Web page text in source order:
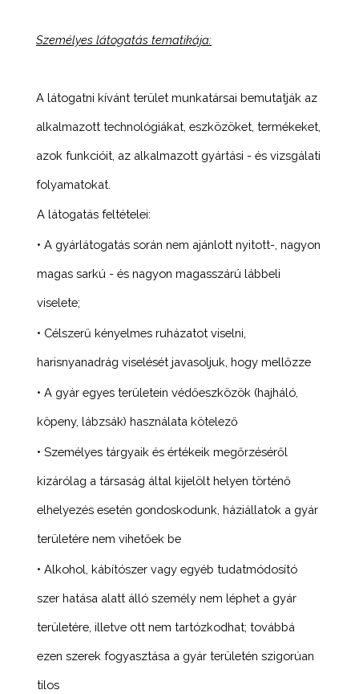
Személyes látogatás tematikája:
A látogatni kívánt terület munkatársai bemutatják az
alkalmazott technológiákat, eszközöket, termékeket,
azok funkcióit, az alkalmazott gyártási - és vizsgálati
folyamatokat.
A látogatás feltételei:
• A gyárlátogatás során nem ajánlott nyitott-, nagyon
magas sarkú - és nagyon magasszárú lábbeli
viselete;
• Célszerű kényelmes ruházatot viselni,
harisnyanadrág viselését javasoljuk, hogy mellőzze
• A gyár egyes területein védőeszközök (hajháló,
köpeny, lábzsák) használata kötelező
• Személyes tárgyaik és értékeik megőrzéséről
kizárólag a társaság által kijelölt helyen történő
elhelyezés esetén gondoskodunk, háziállatok a gyár
területére nem vihetőek be
• Alkohol, kábítószer vagy egyéb tudatmódosító
szer hatása alatt álló személy nem léphet a gyár
területére, illetve ott nem tartózkodhat; továbbá
ezen szerek fogyasztása a gyár területén szigorúan
tilos